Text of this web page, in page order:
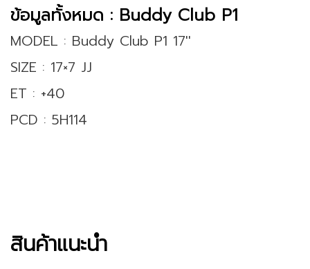
ข้อมูลทั้งหมด : Buddy Club P1
MODEL : Buddy Club P1 17''
SIZE : 17×7 JJ
ET : +40
PCD : 5H114
สินค้าแนะนำ